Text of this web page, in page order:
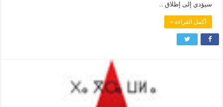
سيؤدي إلى إطلاق ...
أكمل القراءة »